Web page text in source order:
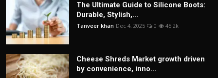
The Ultimate Guide to Silicone Boots:
Durable, Stylish,...
Tanveer khan Dec 4, 2025 0 45.2k
Cheese Shreds Market growth driven
by convenience, inno...